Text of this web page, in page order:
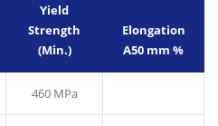
Yield
Strength
(Min.)
Elongation
A50 mm %
460 MPa